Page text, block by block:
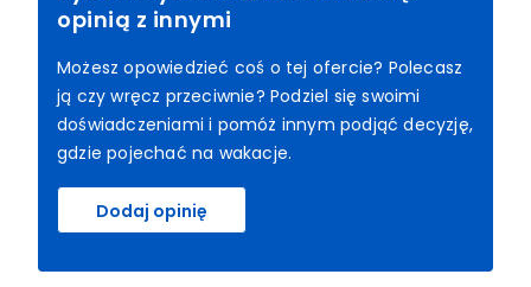
opinią z innymi
Możesz opowiedzieć coś o tej ofercie? Polecasz
ją czy wręcz przeciwnie? Podziel się swoimi
doświadczeniami i pomóż innym podjąć decyzję,
gdzie pojechać na wakacje.
Dodaj opinię